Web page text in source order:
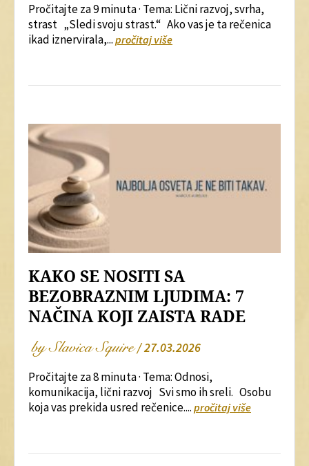
Pročitajte za 9 minuta · Tema: Lični razvoj, svrha,
strast „Sledi svoju strast.“ Ako vas je ta rečenica
ikad iznervirala,... pročitaj više
KAKO SE NOSITI SA
BEZOBRAZNIM LJUDIMA: 7
NAČINA KOJI ZAISTA RADE
by Slavica Squire/ 27.03.2026
Pročitajte za 8 minuta · Tema: Odnosi,
komunikacija, lični razvoj Svi smo ih sreli. Osobu
koja vas prekida usred rečenice.... pročitaj više